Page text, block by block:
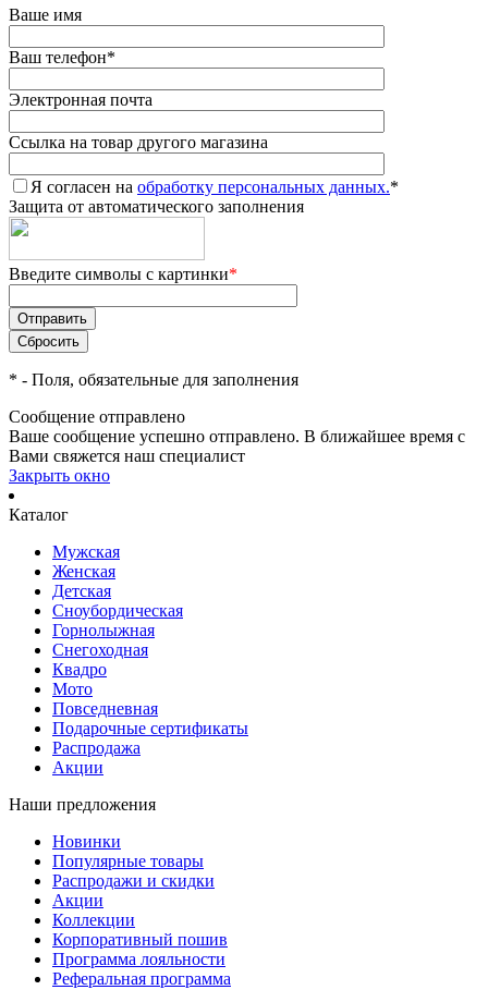
Ваше имя
Ваш телефон*
Электронная почта
Ссылка на товар другого магазина
Я согласен на обработку персональных данных.*
Защита от автоматического заполнения
Введите символы с картинки*
* - Поля, обязательные для заполнения
Сообщение отправлено
Ваше сообщение успешно отправлено. В ближайшее время с
Вами свяжется наш специалист
Закрыть окно
Каталог
Мужская
Женская
Детская
Сноубордическая
Горнолыжная
Снегоходная
Квадро
Мото
Повседневная
Подарочные сертификаты
Распродажа
Акции
Наши предложения
Новинки
Популярные товары
Распродажи и скидки
Акции
Коллекции
Корпоративный пошив
Программа лояльности
Реферальная программа